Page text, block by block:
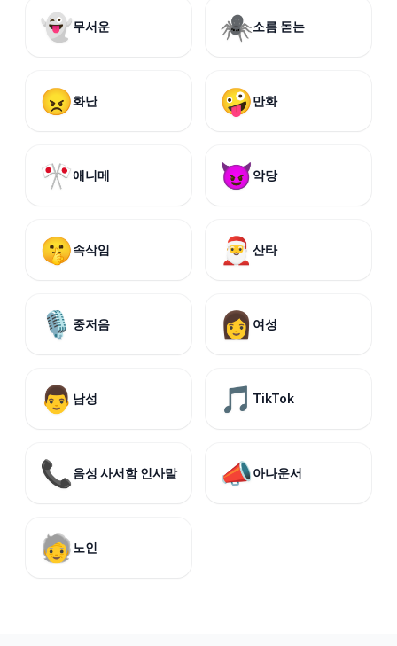
👻무서운 🕷️소름 돋는
😠화난 🤪만화
🎌애니메 😈악당
🤫속삭임 🎅 산타
🎙️ 중저음 👩 여성
👨 남성 🎵 TikTok
📞 음성 사서함 인사말 📣아나운서
🧓 노인